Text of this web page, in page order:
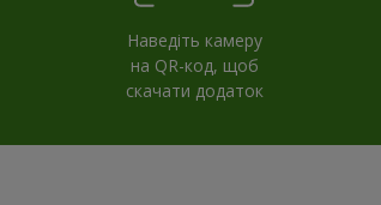
Наведіть камеру
на QR-код, щоб
скачати додаток